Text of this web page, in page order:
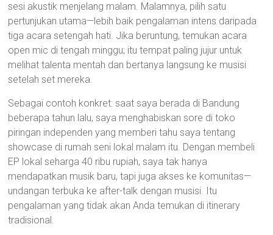
sesi akustik menjelang malam. Malamnya, pilih satu
pertunjukan utama—lebih baik pengalaman intens daripada
tiga acara setengah hati. Jika beruntung, temukan acara
open mic di tengah minggu; itu tempat paling jujur untuk
melihat talenta mentah dan bertanya langsung ke musisi
setelah set mereka.
Sebagai contoh konkret: saat saya berada di Bandung
beberapa tahun lalu, saya menghabiskan sore di toko
piringan independen yang memberi tahu saya tentang
showcase di rumah seni lokal malam itu. Dengan membeli
EP lokal seharga 40 ribu rupiah, saya tak hanya
mendapatkan musik baru, tapi juga akses ke komunitas—
undangan terbuka ke after-talk dengan musisi. Itu
pengalaman yang tidak akan Anda temukan di itinerary
tradisional.